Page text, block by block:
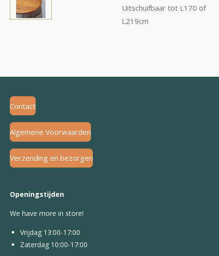
Uitschuifbaar tot L170 of
L219cm
Contact
Algemene Voorwaarden
Verzending en bezorgen
Openingstijden
We have more in store!
Vrijdag 13:00-17:00
Zaterdag 10:00-17:00